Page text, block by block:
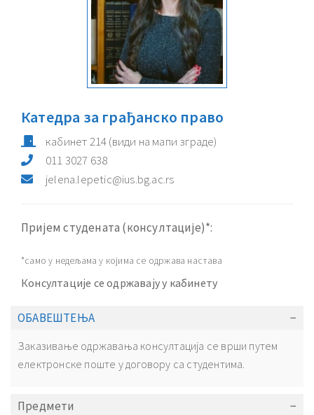
Катедра за грађанско право
кабинет214(види на мапи зграде)
011 3027 638
jelena.lepetic@ius.bg.ac.rs
Пријем студената (консултације)*:
*само у недељама у којима се одржава настава
Консултације се одржавају у кабинету
ОБАВЕШТЕЊА
Заказивање одржавања консултација се врши путем
електронске поште у договору са студентима.
Предмети